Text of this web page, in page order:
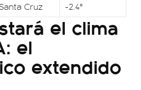
Santa Cruz -2.4°
el clima
el
extendido